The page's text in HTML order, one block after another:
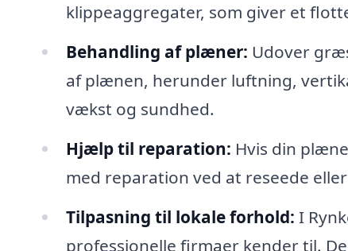
klippeaggregater, som giver et
Behandling af plæner: Udover
af plænen, herunder luftning,
vækst og sundhed.
Hjælp til reparation: Hvis din
med reparation ved at reseede
Tilpasning til lokale forhold: I
professionelle firmaer kender til.